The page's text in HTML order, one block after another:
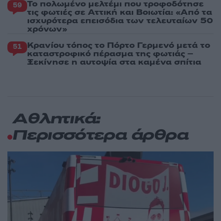
59 Το πολωμένο μελτέμι που τροφοδότησε
τις φωτιές σε Αττική και Βοιωτία: «Από τα
ισχυρότερα επεισόδια των τελευταίων 50
χρόνων»
51 Κρανίου τόπος το Πόρτο Γερμενό μετά το
καταστροφικό πέρασμα της φωτιάς –
Ξεκίνησε η αυτοψία στα καμένα σπίτια
Αθλητικά:
Περισσότερα άρθρα